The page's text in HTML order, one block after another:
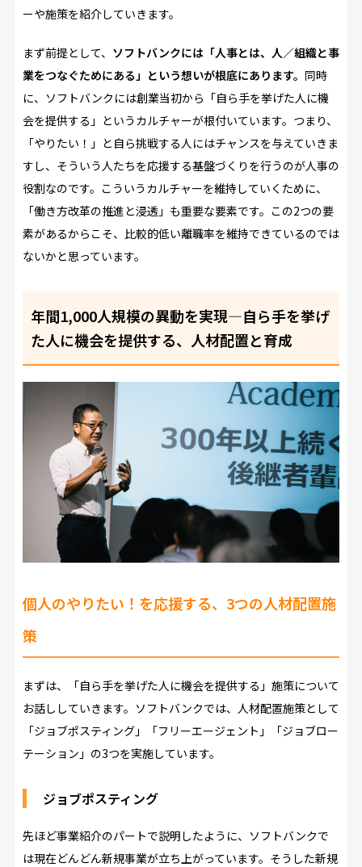
ーや施策を紹介していきます。
まず前提として、 ソフトバンクには「人事とは、人／組織と事
業をつなぐためにある」という想いが根底にあります。 同時
に、ソフトバンクには創業当初から「自ら手を挙げた人に機
会を提供する」というカルチャーが根付いています。つまり、
「やりたい！」と自ら挑戦する人にはチャンスを与えていきま
すし、そういう人たちを応援する基盤づくりを行うのが人事の
役割なのです。こういうカルチャーを維持していくために、
「働き方改革の推進と浸透」も重要な要素です。この2つの要
素があるからこそ、比較的低い離職率を維持できているのでは
ないかと思っています。
年間1,000人規模の異動を実現―自ら手を挙げ
た人に機会を提供する、人材配置と育成
個人のやりたい！を応援する、3つの人材配置施
策
まずは、「自ら手を挙げた人に機会を提供する」施策について
お話ししていきます。ソフトバンクでは、人材配置施策として
「ジョブポスティング」「フリーエージェント」「ジョブロー
テーション」の3つを実施しています。
ジョブポスティング
先ほど事業紹介のパートで説明したように、ソフトバンクで
は現在どんどん新規事業が立ち上がっています。そうした新規